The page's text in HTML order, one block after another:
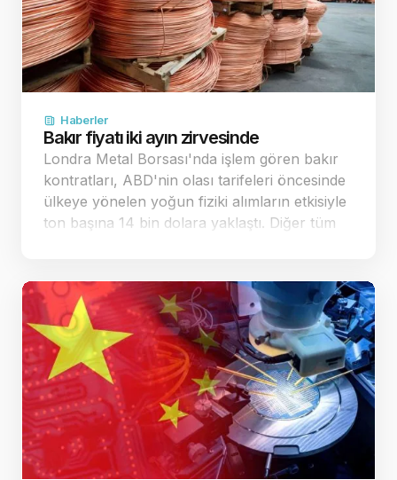
Haberler
Bakır fiyatı iki ayın zirvesinde
Londra Metal Borsası'nda işlem gören bakır
kontratları, ABD'nin olası tarifeleri öncesinde
ülkeye yönelen yoğun fiziki alımların etkisiyle
ton başına 14 bin dolara yaklaştı. Diğer tüm